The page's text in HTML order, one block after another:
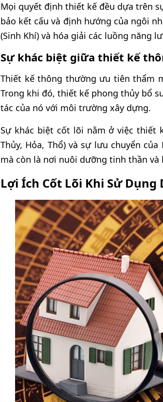
Mọi quyết định thiết kế đều dựa trên
bảo kết cấu và định hướng của ngôi
(Sinh Khí) và hóa giải các luồng năng
Sự khác biệt giữa thiết kế
Thiết kế thông thường ưu tiên thẩm
Trong khi đó, thiết kế phong thủy bổ
tác của nó với môi trường xây dựng.
Sự khác biệt cốt lõi nằm ở việc thiết
Thủy, Hỏa, Thổ) và sự lưu chuyển
mà còn là nơi nuôi dưỡng tinh thần
Lợi Ích Cốt Lõi Khi Sử